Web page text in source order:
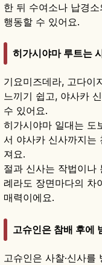
한 뒤 수여소나 납경
행동할 수 있어요.
히가시야마 루트는
기요미즈데라, 고다이
느끼기 쉽고, 야사카
수 있어요.
히가시야마 일대는 도
서 야사카 신사까지는
져요.
절과 신사는 작법이나
례라도 장면마다의 차
매력이에요.
고슈인은 참배 후에
고슈인은 사찰·신사